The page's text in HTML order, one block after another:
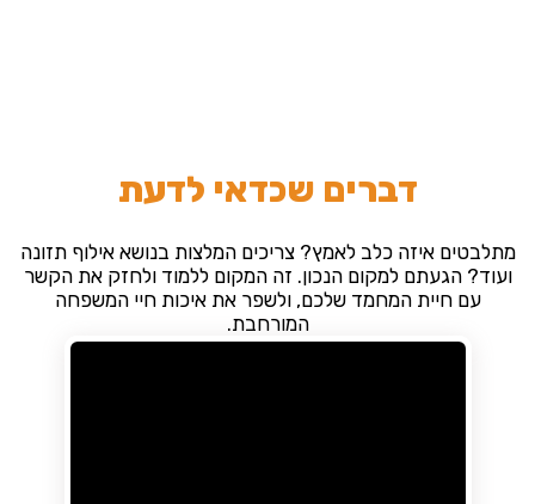
דברים שכדאי לדעת
מתלבטים איזה כלב לאמץ? צריכים המלצות בנושא אילוף תזונה
ועוד? הגעתם למקום הנכון. זה המקום ללמוד ולחזק את הקשר
עם חיית המחמד שלכם, ולשפר את איכות חיי המשפחה
המורחבת.